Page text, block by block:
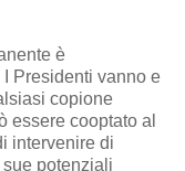
è
Presidenti vanno e
copione
cooptato al
intervenire di
potenziali